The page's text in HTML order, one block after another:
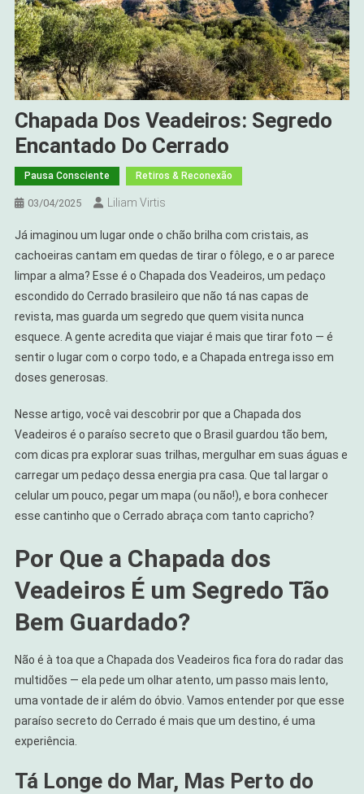
Chapada Dos Veadeiros: Segredo
Encantado Do Cerrado
Pausa Consciente Retiros & Reconexão
03/04/2025 Liliam Virtis
Já imaginou um lugar onde o chão brilha com cristais, as
cachoeiras cantam em quedas de tirar o fôlego, e o ar parece
limpar a alma? Esse é o Chapada dos Veadeiros, um pedaço
escondido do Cerrado brasileiro que não tá nas capas de
revista, mas guarda um segredo que quem visita nunca
esquece. A gente acredita que viajar é mais que tirar foto — é
sentir o lugar com o corpo todo, e a Chapada entrega isso em
doses generosas.
Nesse artigo, você vai descobrir por que a Chapada dos
Veadeiros é o paraíso secreto que o Brasil guardou tão bem,
com dicas pra explorar suas trilhas, mergulhar em suas águas e
carregar um pedaço dessa energia pra casa. Que tal largar o
celular um pouco, pegar um mapa (ou não!), e bora conhecer
esse cantinho que o Cerrado abraça com tanto capricho?
Por Que a Chapada dos
Veadeiros É um Segredo Tão
Bem Guardado?
Não é à toa que a Chapada dos Veadeiros fica fora do radar das
multidões — ela pede um olhar atento, um passo mais lento,
uma vontade de ir além do óbvio. Vamos entender por que esse
paraíso secreto do Cerrado é mais que um destino, é uma
experiência.
Tá Longe do Mar, Mas Perto do